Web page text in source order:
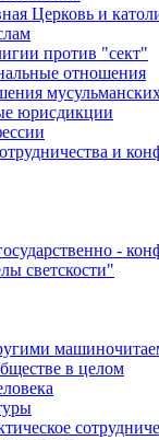
Церковь и
против "сект"
отношения
юрисдикции
и
-
светскости"
в целом